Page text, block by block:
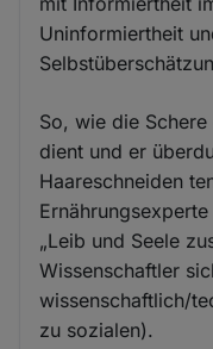
Uninformiertheit
So, wie die
dient und er
Haareschneiden
„Leib und Seele
Wissenschaftler
wissenschaftlich/
zu sozialen).